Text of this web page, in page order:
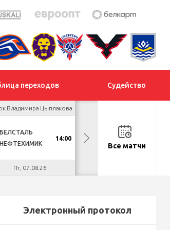
переходов Судейство
Владимира Цыплакова
БЕЛСТАЛЬ
НЕФТЕХИМИК
14:00
Пт, 07.08.26
ДНМ-ШИННИК
ТАЙФУНВсе матчи
Электронный протокол